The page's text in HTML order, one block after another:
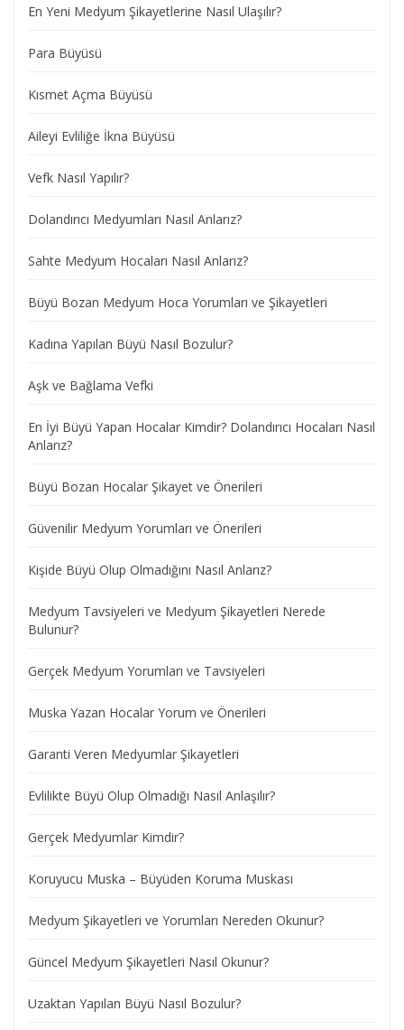
En Yeni Medyum Şikayetlerine Nasıl Ulaşılır?
Para Büyüsü
Kısmet Açma Büyüsü
Aileyi Evliliğe İkna Büyüsü
Vefk Nasıl Yapılır?
Dolandırıcı Medyumları Nasıl Anlarız?
Sahte Medyum Hocaları Nasıl Anlarız?
Büyü Bozan Medyum Hoca Yorumları ve Şikayetleri
Kadına Yapılan Büyü Nasıl Bozulur?
Aşk ve Bağlama Vefki
En İyi Büyü Yapan Hocalar Kimdir? Dolandırıcı Hocaları Nasıl
Anlarız?
Büyü Bozan Hocalar Şikayet ve Önerileri
Güvenilir Medyum Yorumları ve Önerileri
Kişide Büyü Olup Olmadığını Nasıl Anlarız?
Medyum Tavsiyeleri ve Medyum Şikayetleri Nerede
Bulunur?
Gerçek Medyum Yorumları ve Tavsiyeleri
Muska Yazan Hocalar Yorum ve Önerileri
Garanti Veren Medyumlar Şikayetleri
Evlilikte Büyü Olup Olmadığı Nasıl Anlaşılır?
Gerçek Medyumlar Kimdir?
Koruyucu Muska – Büyüden Koruma Muskası
Medyum Şikayetleri ve Yorumları Nereden Okunur?
Güncel Medyum Şikayetleri Nasıl Okunur?
Uzaktan Yapılan Büyü Nasıl Bozulur?